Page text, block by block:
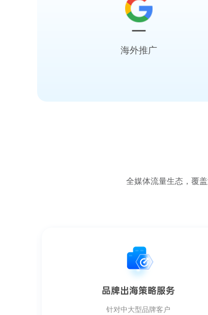
海外推广
全媒体流量生态，覆
品牌出海策略服务
针对中大型品牌客户